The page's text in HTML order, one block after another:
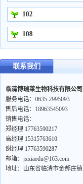
102
108
联系我们
临清博瑞莱生物科技有限公司
服务电话：0635-2995093
售后电话：18963545093
销售电话：
郑经理 17763590217
高经理 15315763610
谢经理 17763590287
邮箱：jxxiaodu@163.com
地址：山东省临清市金郝庄镇